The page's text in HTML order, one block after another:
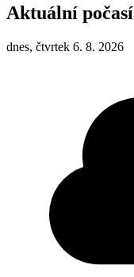
Aktuální počasí
dnes, čtvrtek 6. 8. 2026